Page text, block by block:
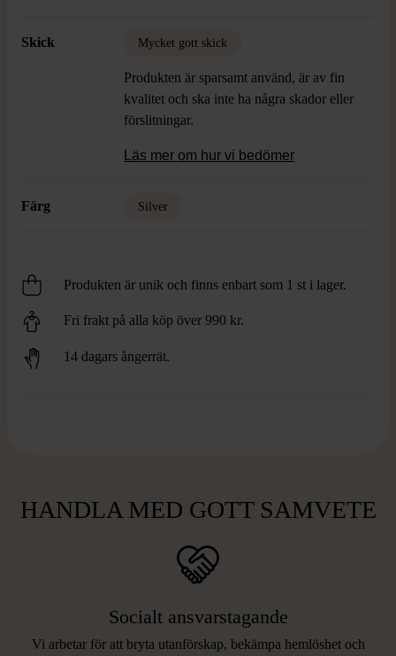
Skick Mycket gott skick
Produkten är sparsamt använd, är av fin
kvalitet och ska inte ha några skador eller
förslitningar.
Läs mer om hur vi bedömer
Färg Silver
Produkten är unik och finns enbart som 1 st i lager.
Fri frakt på alla köp över 990 kr.
14 dagars ångerrät.
HANDLA MED GOTT SAMVETE
Socialt ansvarstagande
Vi arbetar för att bryta utanförskap, bekämpa hemlöshet och